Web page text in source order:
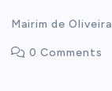
Mairim de Oliveira
0 Comments